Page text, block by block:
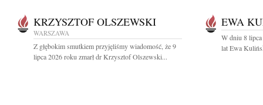
KRZYSZTOF OLSZEWSKI
WARSZAWA
Z głębokim smutkiem przyjęliśmy wiadomość, że 9
lipca 2026 roku zmarł dr Krzysztof Olszewski...
EWA
W dniu 8
lat Ewa